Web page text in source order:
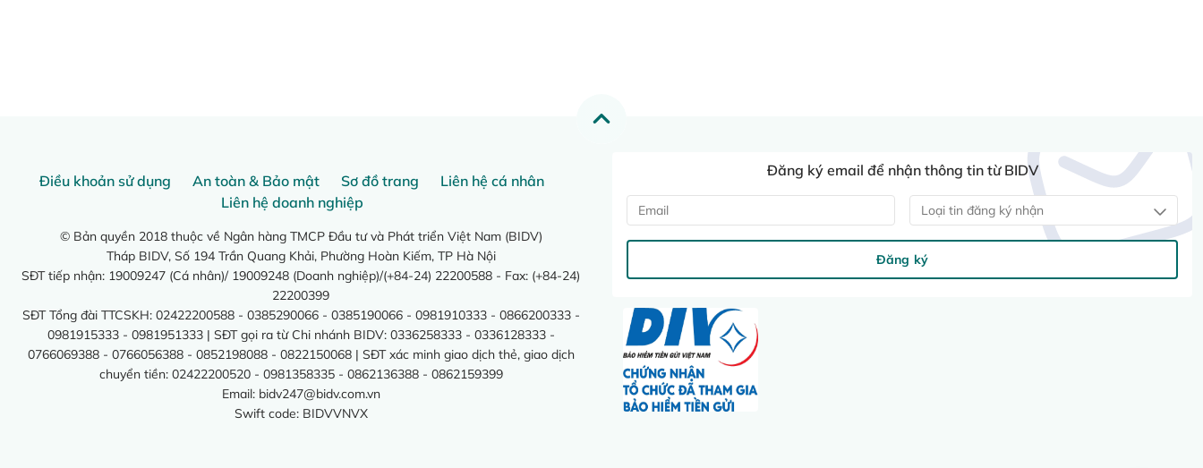
Điều khoản sử dụng An toàn & Bảo mật Sơ đồ trang
Liên hệ cá nhân
Liên hệ doanh nghiệp
© Bản quyền 2018 thuộc về Ngân hàng TMCP Đầu tư và Phát triển Việt Nam (BIDV)
Tháp BIDV, Số 194 Trần Quang Khải, Phường Hoàn Kiếm, TP Hà Nội
SĐT tiếp nhận: 19009247 (Cá nhân)/ 19009248 (Doanh nghiệp)/(+84-24) 22200588 - Fax: (+84-24)
22200399
SĐT Tổng đài TTCSKH: 02422200588 - 0385290066 - 0385190066 - 0981910333 - 0866200333 -
0981915333 - 0981951333 | SĐT gọi ra từ Chi nhánh BIDV: 0336258333 - 0336128333 -
0766069388 - 0766056388 - 0852198088 - 0822150068 | SĐT xác minh giao dịch thẻ, giao dịch
chuyển tiền: 02422200520 - 0981358335 - 0862136388 - 0862159399
Email: bidv247@bidv.com.vn
Swift code: BIDVVNVX
Đăng ký email để nhận thông tin từ BIDV
Loại tin đăng ký nhận
Đăng ký